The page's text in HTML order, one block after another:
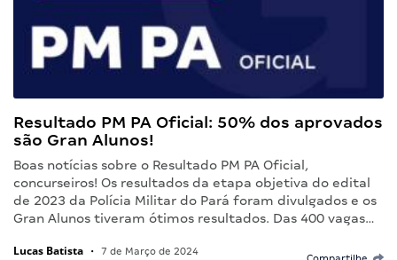
Resultado PM PA Oficial: 50% dos aprovados
são Gran Alunos!
Boas notícias sobre o Resultado PM PA Oficial,
concurseiros! Os resultados da etapa objetiva do edital
de 2023 da Polícia Militar do Pará foram divulgados e os
Gran Alunos tiveram ótimos resultados. Das 400 vagas…
Lucas Batista • 7 de Março de 2024